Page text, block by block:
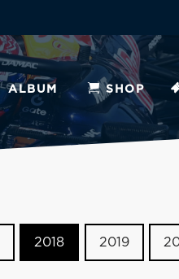
ALBUM SHOP
2018 2019